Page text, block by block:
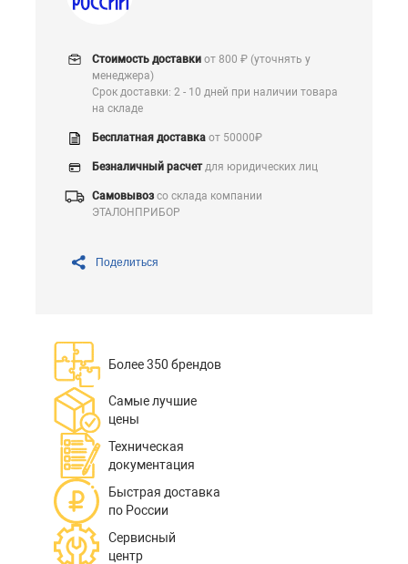
Стоимость доставки от 800 ₽ (уточнять у
менеджера)
Срок доставки: 2 - 10 дней при наличии товара
на складе
Бесплатная доставка от 50000₽
Безналичный расчетдля юридических лиц
Самовывозсо склада компании
ЭТАЛОНПРИБОР
Поделиться
Более 350 брендов
Самые лучшие
цены
Техническая
документация
Быстрая доставка
по России
Сервисный
центр